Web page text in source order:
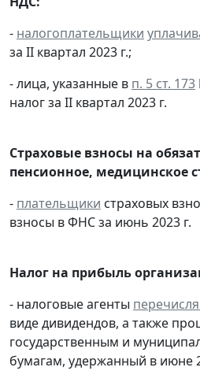
- налогоплательщики
за II квартал 2023 г.;
- лица, указанные в п. 5 ст. 173
налог за II квартал 2023 г.
Страховые взносы на
пенсионное, медицинское
- плательщики страховых
взносы в ФНС за июнь 2023 г.
Налог на прибыль
- налоговые агенты
виде дивидендов, а также
государственным и
бумагам, удержанный в июне